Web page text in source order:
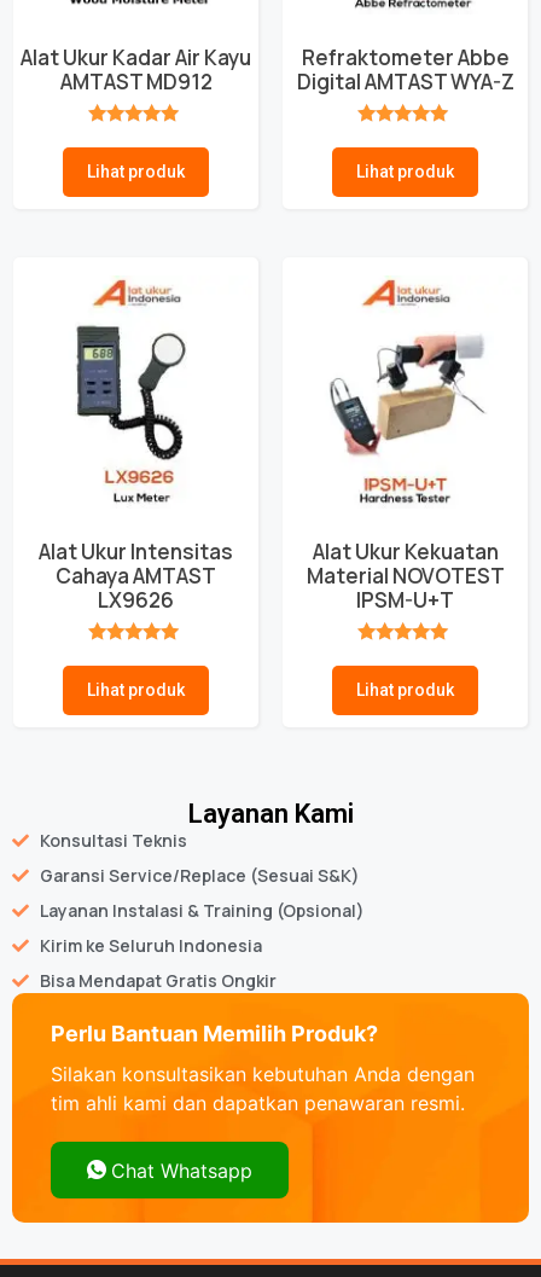
Alat Ukur Kadar Air Kayu
AMTAST MD912
Lihat produk
Refraktometer Abbe
Digital AMTAST WYA-Z
Lihat produk
Alat Ukur Intensitas
Cahaya AMTAST
LX9626
Lihat produk
Alat Ukur Kekuatan
Material NOVOTEST
IPSM-U+T
Lihat produk
Layanan Kami
Konsultasi Teknis
Garansi Service/Replace (Sesuai S&K)
Layanan Instalasi & Training (Opsional)
Kirim ke Seluruh Indonesia
Bisa Mendapat Gratis Ongkir
Perlu Bantuan Memilih Produk?
Silakan konsultasikan kebutuhan Anda dengan
tim ahli kami dan dapatkan penawaran resmi.
Chat Whatsapp